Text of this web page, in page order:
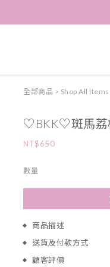
全部商品 > Shop All Items
♡BKK♡斑馬荔
NT$650
數量
商品描述
送貨及付款方式
顧客評價